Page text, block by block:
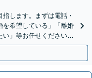
します。まずは電話・
を希望している」「離婚
い」等お任せください。